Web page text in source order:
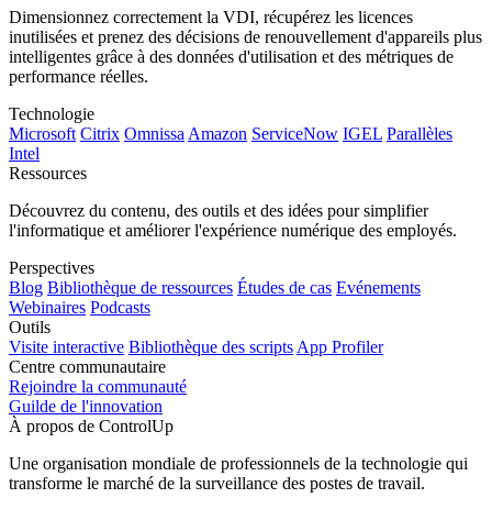
Dimensionnez correctement la VDI, récupérez les licences
inutilisées et prenez des décisions de renouvellement d'appareils plus
intelligentes grâce à des données d'utilisation et des métriques de
performance réelles.
Technologie
Microsoft Citrix Omnissa Amazon ServiceNow IGEL Parallèles
Intel
Ressources
Découvrez du contenu, des outils et des idées pour simplifier
l'informatique et améliorer l'expérience numérique des employés.
Perspectives
Blog Bibliothèque de ressources Études de cas Evénements
Webinaires Podcasts
Outils
Visite interactive Bibliothèque des scripts App Profiler
Centre communautaire
Rejoindre la communauté
Guilde de l'innovation
À propos de ControlUp
Une organisation mondiale de professionnels de la technologie qui
transforme le marché de la surveillance des postes de travail.